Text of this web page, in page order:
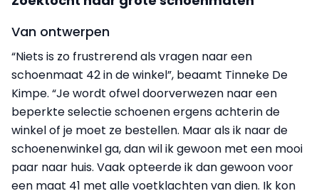
Van ontwerpen
“Niets is zo frustrerend als vragen naar een
schoenmaat 42 in de winkel”, beaamt Tinneke De
Kimpe. “Je wordt ofwel doorverwezen naar een
beperkte selectie schoenen ergens achterin de
winkel of je moet ze bestellen. Maar als ik naar de
schoenenwinkel ga, dan wil ik gewoon met een mooi
paar naar huis. Vaak opteerde ik dan gewoon voor
een maat 41 met alle voetklachten van dien. Ik kon